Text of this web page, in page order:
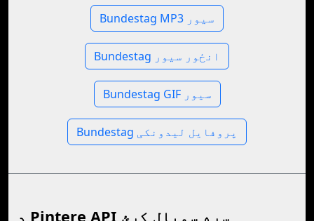
Bundestag MP3 سیور
Bundestag انځور سیور
Bundestag GIF سیور
Bundestag پروفایل لیدونکی
د Pintere API سره سمبال کړئ